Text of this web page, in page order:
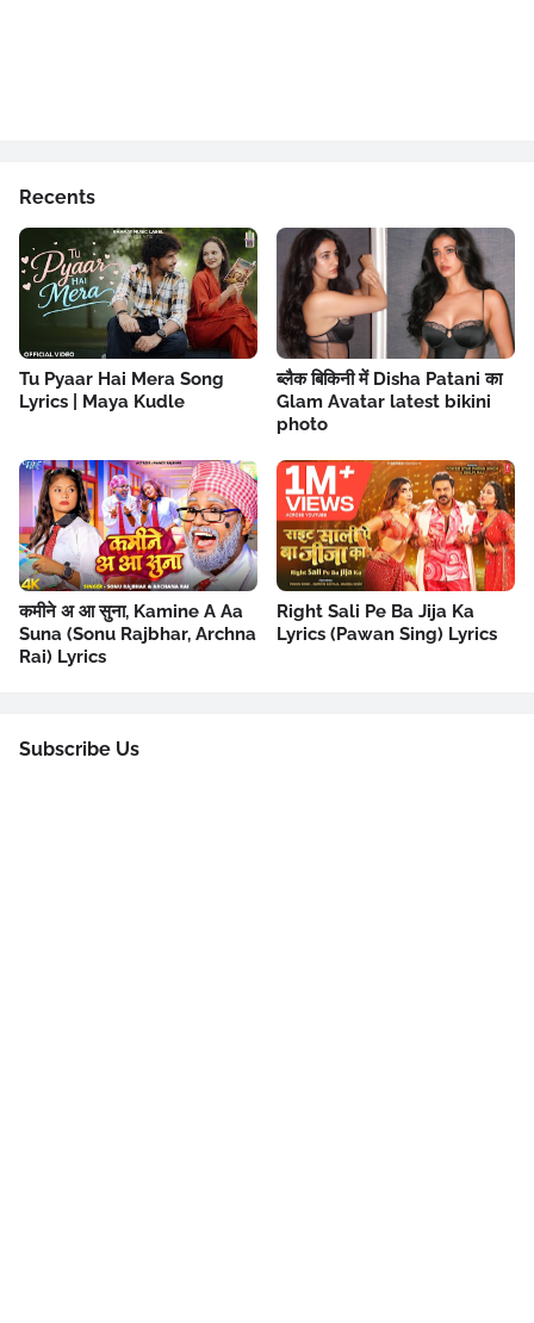
Recents
Tu Pyaar Hai Mera Song
Lyrics | Maya Kudle
ब्लैक बिकिनी में Disha Patani का
Glam Avatar latest bikini
photo
कमीने अ आ सुना, Kamine A Aa
Suna (Sonu Rajbhar, Archna
Rai) Lyrics
Right Sali Pe Ba Jija Ka
Lyrics (Pawan Sing) Lyrics
Subscribe Us